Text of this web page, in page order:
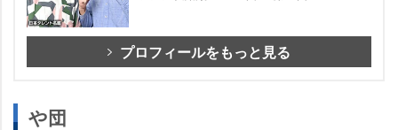
プロフィールをもっと見る
団